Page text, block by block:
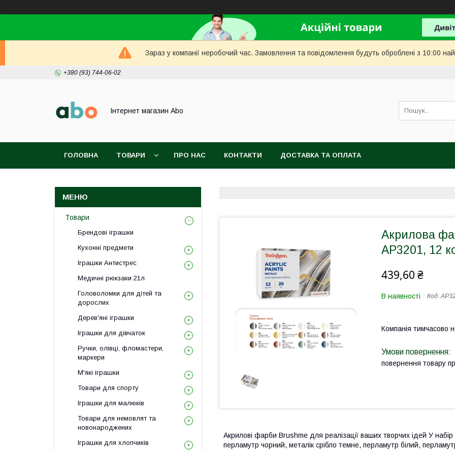
Зараз у компанії неробочий час. Замовлення та повідомлення будуть оброблені з 10:00
+380 (93) 744-06-02
Інтернет магазин Abo
ГОЛОВНА ТОВАРИ ПРО НАС КОНТАКТИ ДОСТАВКА ТА ОПЛАТА
Акрилова
AP3201, 12
439,60 ₴
В наявності Код:
Компанія тимчасово
повернення товару
Акрилові фарби Brushme для реалізації ваших творчих ідей У набір
перламутр чорний, металік срібло темне, перламутр білий,
Товари
Брендові іграшки
Кухонні предмети
Іграшки Антистрес
Медичні рюкзаки 21л
Головоломки для дітей та
дорослих
Дерев'яні іграшки
Іграшки для дівчаток
Ручки, олівці, фломастери,
маркери
М'які іграшки
Товари для спорту
Іграшки для малюків
Товари для немовлят та
новонароджених
Іграшки для хлопчиків